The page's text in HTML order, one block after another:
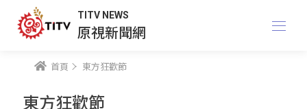
TITV NEWS
原視新聞網
首頁 東方狂歡節
東方狂歡節